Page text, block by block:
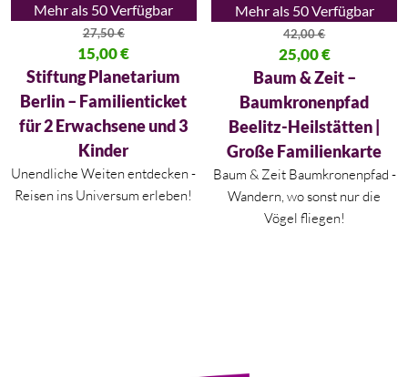
Mehr als 50 Verfügbar
27,50€
Ursprünglicher Preis war: 27,50 €
15,00€
Aktueller Preis ist: 15,00 €.
Stiftung Planetarium
Berlin – Familienticket
für 2 Erwachsene und 3
Kinder
Unendliche Weiten entdecken -
Reisen ins Universum erleben!
Mehr als 50 Verfügbar
42,00€
Ursprünglicher Preis war:
25,00€
Aktueller Preis ist: 25,00 €.
Baum & Zeit –
Baumkronenpfad
Beelitz-Heilstätten |
Große Familienkarte
Baum & Zeit Baumkronenpfad -
Wandern, wo sonst nur die
Vögel fliegen!